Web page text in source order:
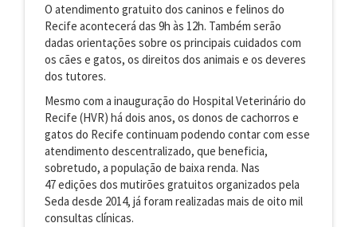
O atendimento gratuito dos caninos e felinos do
Recife acontecerá das 9h às 12h. Também serão
dadas orientações sobre os principais cuidados com
os cães e gatos, os direitos dos animais e os deveres
dos tutores.
Mesmo com a inauguração do Hospital Veterinário do
Recife (HVR) há dois anos, os donos de cachorros e
gatos do Recife continuam podendo contar com esse
atendimento descentralizado, que beneficia,
sobretudo, a população de baixa renda. Nas
47 edições dos mutirões gratuitos organizados pela
Seda desde 2014, já foram realizadas mais de oito mil
consultas clínicas.